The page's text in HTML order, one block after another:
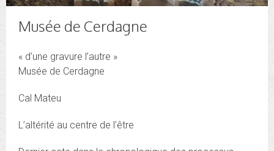
Musée de Cerdagne
« d’une gravure l’autre »
Musée de Cerdagne
Cal Mateu
L’altérité au centre de l’être